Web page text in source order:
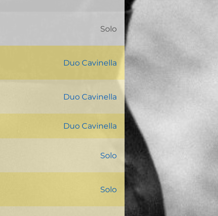
Solo
Duo Cavinella
Duo Cavinella
Duo Cavinella
Solo
Solo